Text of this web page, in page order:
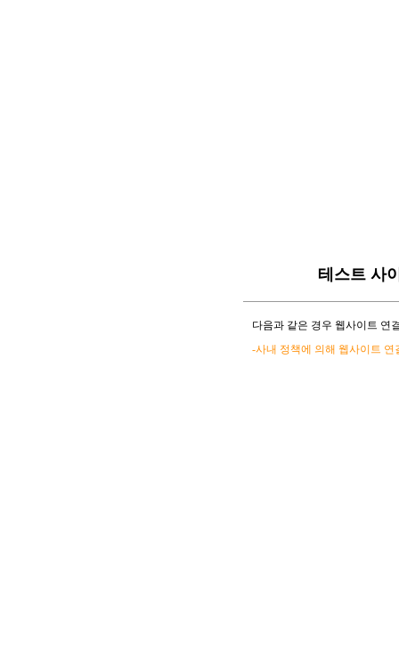
테스트 사
다음과 같은 경우 웹사이트 연
-사내 정책에 의해 웹사이트